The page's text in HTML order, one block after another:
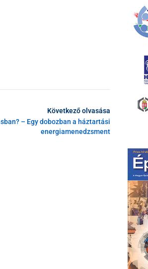
Következő olvasása
– Egy dobozban a háztartási
energiamenedzsment